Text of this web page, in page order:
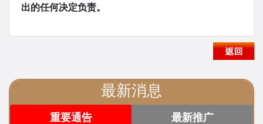
出的任何决定负责。
最新消息
重要通告 最新推广